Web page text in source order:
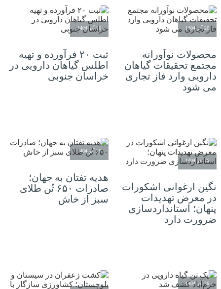
26 آذر 1404
محصولات نوآورانه
مجتمع تحقیقات گیاهان
دارویی وارد فاز تجاری‌
می شود
26 آذر 1404
ثبت ۲۰ فرآورده و تهیه
اطلس گیاهان دارویی در
خراسان جنوبی
26 آذر 1404
نگین ارغوانی اشکورات
در معرض تهدیدات
پنهان؛ استانداردسازی
ضرورت دارد
26 آذر 1404
هدیه تفتان به جهان؛
صادرات ۶۵۰ تُن طلای
سبز از خاش
26 آذر 1404